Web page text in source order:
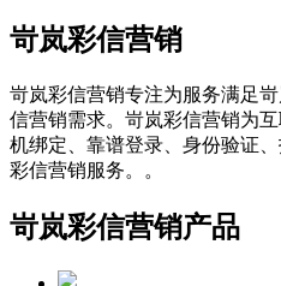
岢岚彩信营销
岢岚彩信营销专注为服务满足
信营销需求。岢岚彩信营销为
机绑定、靠谱登录、身份验证
彩信营销服务。。
岢岚彩信营销产品